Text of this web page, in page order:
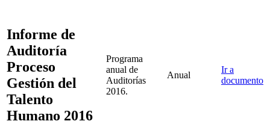
Informe de
Auditoría
Proceso
Gestión del
Talento
Humano 2016
Programa
anual de
Auditorías
2016.
Anual
Ir a
documento